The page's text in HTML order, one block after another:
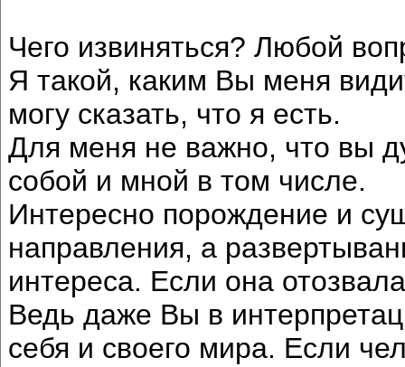
Чего извиняться? Любой
Я такой, каким Вы меня
могу сказать, что я есть.
Для меня не важно, что вы
собой и мной в том числе.
Интересно порождение и
направления, а
интереса. Если она
Ведь даже Вы в
себя и своего мира. Если